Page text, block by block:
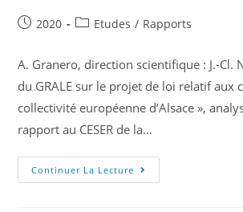
2020 Etudes / Rapports
A. Granero, direction scientifique : J.-Cl.
du GRALE sur le projet de loi relatif aux
collectivité européenne d’Alsace »,
rapport au CESER de la…
Continuer La Lecture